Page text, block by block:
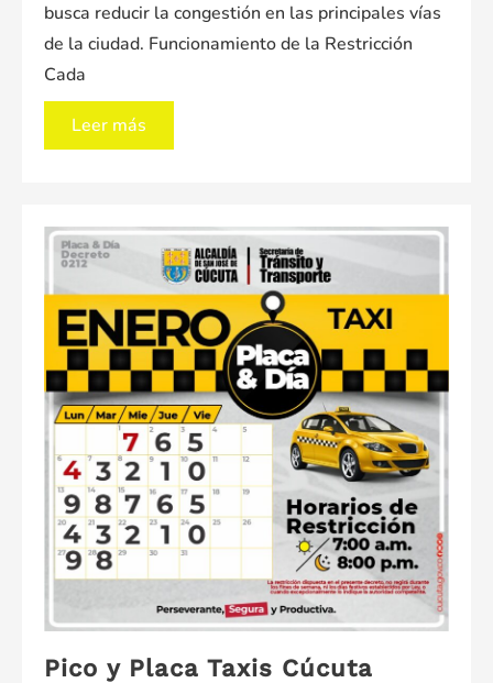
busca reducir la congestión en las principales vías
de la ciudad. Funcionamiento de la Restricción
Cada
Normativa
de
Placa
Taxis
en
Cúcuta
–
Marzo
2025
Leer más
Pico y Placa Taxis Cúcuta